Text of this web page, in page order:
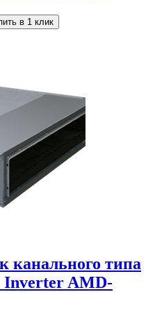
в 1 клик
канального типа
Inverter AMD-